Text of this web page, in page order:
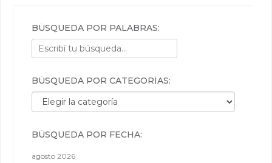
BÚSQUEDA POR PALABRAS:
BÚSQUEDA POR CATEGORÍAS:
Búsqueda por categorías:
BÚSQUEDA POR FECHA:
agosto 2026